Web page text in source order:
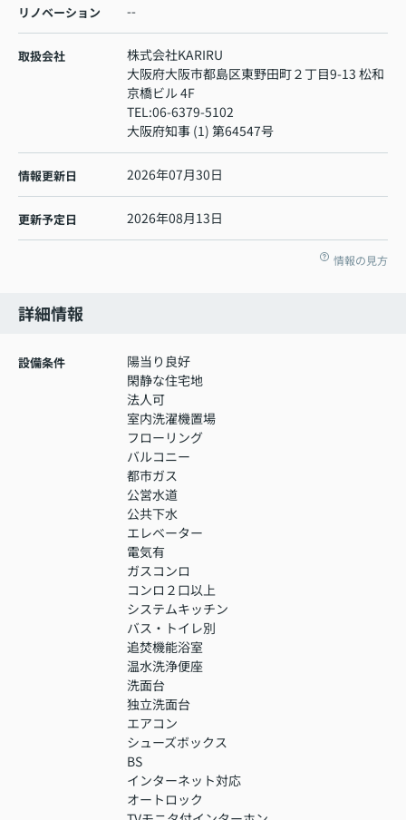
リノベーション --
取扱会社
株式会社KARIRU
大阪府大阪市都島区東野田町２丁目9-13 松和
京橋ビル 4F
TEL:06-6379-5102
大阪府知事 (1) 第64547号
情報更新日 2026年07月30日
更新予定日 2026年08月13日
情報の見方
詳細情報
設備条件
陽当り良好
閑静な住宅地
法人可
室内洗濯機置場
フローリング
バルコニー
都市ガス
公営水道
公共下水
エレベーター
電気有
ガスコンロ
コンロ２口以上
システムキッチン
バス・トイレ別
追焚機能浴室
温水洗浄便座
洗面台
独立洗面台
エアコン
シューズボックス
BS
インターネット対応
オートロック